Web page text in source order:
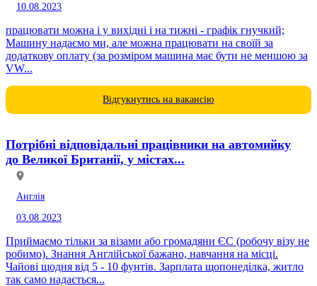
10.08.2023
працювати можна і у вихідні і на тижні - графік гнучкий;
Машину надаємо ми, але можна працювати на своїй за
додаткову оплату (за розміром машина має бути не меншою за
VW...
Відгукнутись на вакансію
Потрібні відповідальні працівники на автомийку
до Великої Британії, у містах...
Англія
03.08.2023
Приймаємо тільки за візами або громадяни ЄС (робочу візу не
робимо). Знання Англійської бажано, навчання на місці.
Чайові щодня від 5 - 10 фунтів. Зарплата щопонеділка, житло
так само надається...